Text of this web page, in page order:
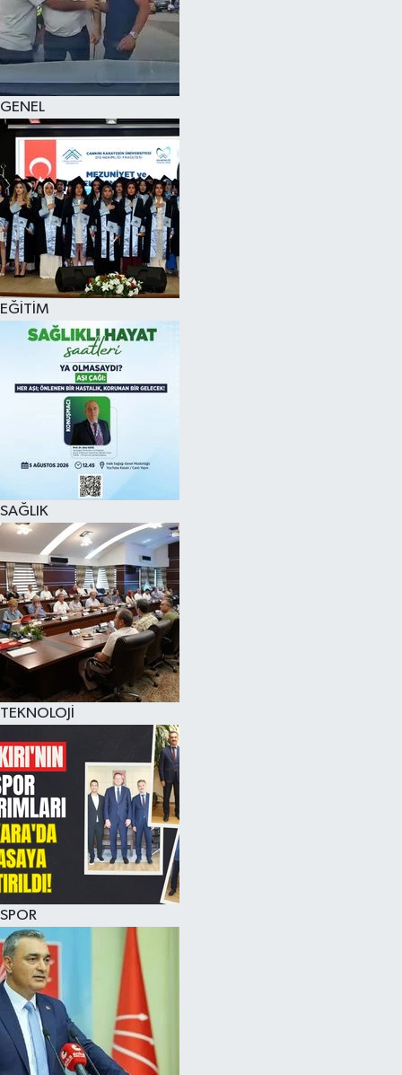
GENEL
EĞİTİM
SAĞLIK
TEKNOLOJİ
SPOR
KÜLTÜR SANAT
SAĞLIK
SİYASET
SPOR
TEKNOLOJİ
VİZYONDAKİLER
YAŞAM